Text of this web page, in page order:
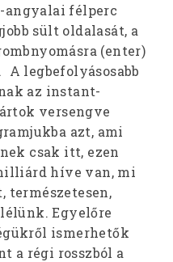
félperc
sült oldalasát, a
(enter)
legbefolyásosabb
az instant-
versengve
azt, ami
csak itt, ezen
híve van, mi
természetesen,
Egyelőre
ismerhetők
a régi rosszból a